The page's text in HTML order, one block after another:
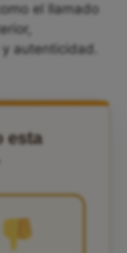
el llamado
autenticidad.
esta